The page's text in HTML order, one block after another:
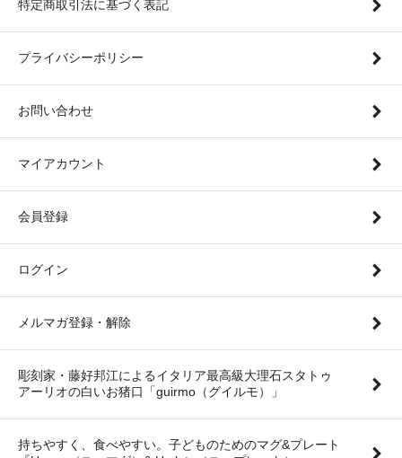
特定商取引法に基づく表記
プライバシーポリシー
お問い合わせ
マイアカウント
会員登録
ログイン
メルマガ登録・解除
彫刻家・藤好邦江によるイタリア最高級大理石スタトゥ
アーリオの白いお猪口「guirmo（グイルモ）」
持ちやすく、食べやすい。子どものためのマグ&プレート